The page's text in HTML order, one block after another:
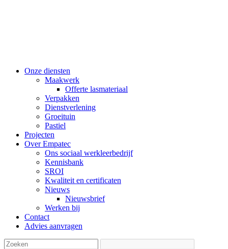
Onze diensten
Maakwerk
Offerte lasmateriaal
Verpakken
Dienstverlening
Groeituin
Pastiel
Projecten
Over Empatec
Ons sociaal werkleerbedrijf
Kennisbank
SROI
Kwaliteit en certificaten
Nieuws
Nieuwsbrief
Werken bij
Contact
Advies aanvragen